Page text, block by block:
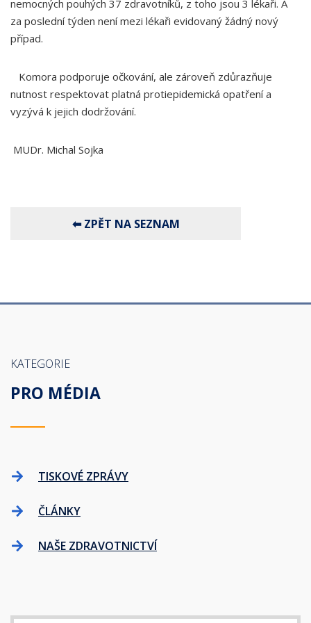
nemocných pouhých 37 zdravotníků, z toho jsou 3 lékaři. A
za poslední týden není mezi lékaři evidovaný žádný nový
případ.
Komora podporuje očkování, ale zároveň zdůrazňuje
nutnost respektovat platná protiepidemická opatření a
vyzývá k jejich dodržování.
MUDr. Michal Sojka
KATEGORIE
PRO MÉDIA
TISKOVÉ ZPRÁVY
ČLÁNKY
NAŠE ZDRAVOTNICTVÍ